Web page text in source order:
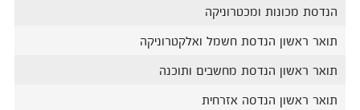
הנדסת מכונות ומכטרוניקה
תואר ראשון הנדסת חשמל ואלקטרוניקה
תואר ראשון הנדסת מחשבים ותוכנה
תואר ראשון הנדסה אזרחית